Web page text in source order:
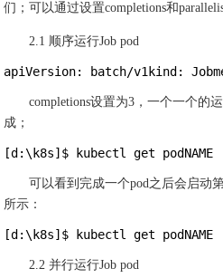
们；可以通过设置completions和
2.1 顺序运行Job pod
apiVersion: batch/v1kind:
completions设置为3，一个一个的
成；
[d:\k8s]$ kubectl get
可以看到完成一个pod之后会启动
所示：
[d:\k8s]$ kubectl get
2.2 并行运行Job pod